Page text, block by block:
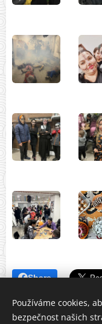
Share
Používáme cookies,
bezpečnost našich